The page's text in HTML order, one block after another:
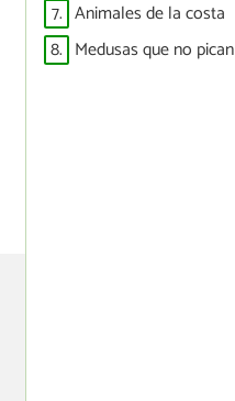
7. Animales de la costa
8. Medusas que no pican